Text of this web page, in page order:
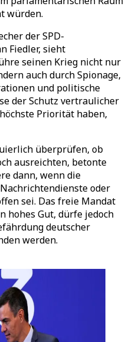
würden.
der SPD-
Fiedler, sieht
seinen Krieg nicht nur
auch durch Spionage,
und politische
der Schutz vertraulicher
Priorität haben,
überprüfen, ob
ausreichten, betonte
dann, wenn die
oder
sei. Das freie Mandat
hohes Gut, dürfe jedoch
deutscher
werden.